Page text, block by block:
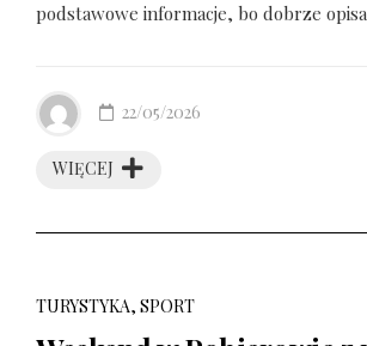
podstawowe informacje, bo dobrze
WIĘCEJ
22/05/2026
TURYSTYKA, SPORT